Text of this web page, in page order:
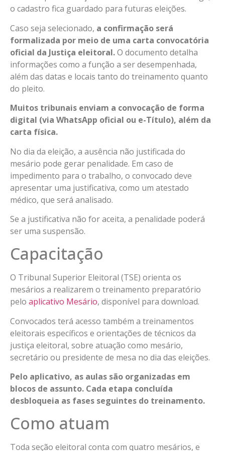
o cadastro fica guardado para futuras eleições.
Caso seja selecionado, a confirmação será
formalizada por meio de uma carta convocatória
oficial da Justiça eleitoral.O documento detalha
informações como a função a ser desempenhada,
além das datas e locais tanto do treinamento quanto
do pleito.
Muitos tribunais enviam a convocação de forma
digital (via WhatsApp oficial ou e-Título), além da
carta física.
No dia da eleição, a ausência não justificada do
mesário pode gerar penalidade. Em caso de
impedimento para o trabalho, o convocado deve
apresentar uma justificativa, como um atestado
médico, que será analisado.
Se a justificativa não for aceita, a penalidade poderá
ser uma suspensão.
Capacitação
O Tribunal Superior Eleitoral (TSE) orienta os
mesários a realizarem o treinamento preparatório
pelo aplicativo Mesário, disponível para download.
Convocados terá acesso também a treinamentos
eleitorais específicos e orientações de técnicos da
justiça eleitoral, sobre atuação como mesário,
secretário ou presidente de mesa no dia das eleições.
Pelo aplicativo, as aulas são organizadas em
blocos de assunto. Cada etapa concluída
desbloqueia as fases seguintes do treinamento.
Como atuam
Toda seção eleitoral conta com quatro mesários, e